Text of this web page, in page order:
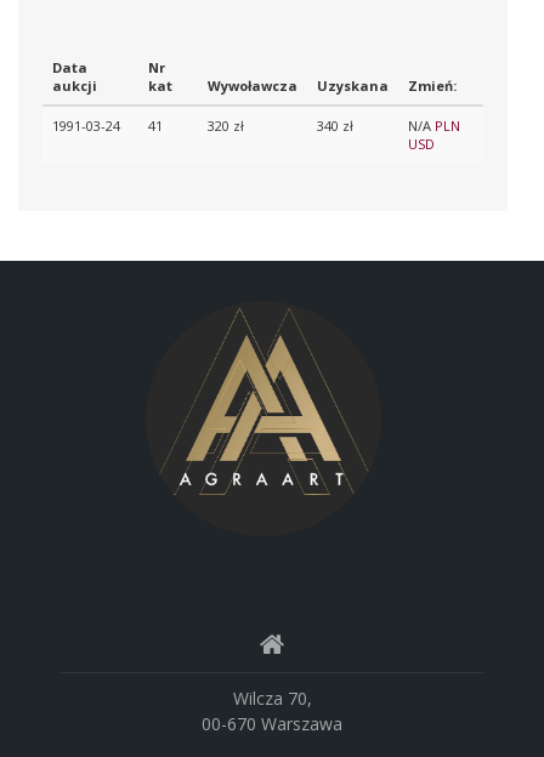
Data
aukcji
Nr
kat
Wywoławcza Uzyskana Zmień:
1991-03-24 41 320 zł 340 zł N/A PLN
USD
Wilcza 70,
00-670 Warszawa